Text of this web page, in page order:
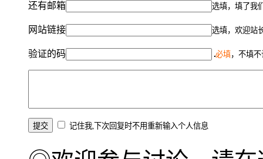
还有邮箱 选填，填了我
网站链接 选填，欢迎站
验证的码 必填，不填
记住我,下次回复时不用重新输入个人信息